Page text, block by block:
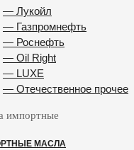
— Лукойл
— Газпромнефть
— Роснефть
— Oil Right
— LUXE
— Отечественное прочее
импортные
МАСЛА